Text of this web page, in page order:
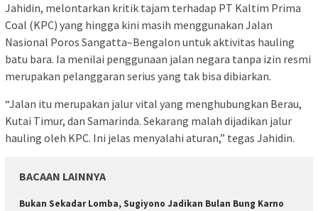
Jahidin, melontarkan kritik tajam terhadap PT Kaltim Prima
Coal (KPC) yang hingga kini masih menggunakan Jalan
Nasional Poros Sangatta–Bengalon untuk aktivitas hauling
batu bara. Ia menilai penggunaan jalan negara tanpa izin resmi
merupakan pelanggaran serius yang tak bisa dibiarkan.
“Jalan itu merupakan jalur vital yang menghubungkan Berau,
Kutai Timur, dan Samarinda. Sekarang malah dijadikan jalur
hauling oleh KPC. Ini jelas menyalahi aturan,” tegas Jahidin.
BACAAN LAINNYA
Bukan Sekadar Lomba, Sugiyono Jadikan Bulan Bung Karno